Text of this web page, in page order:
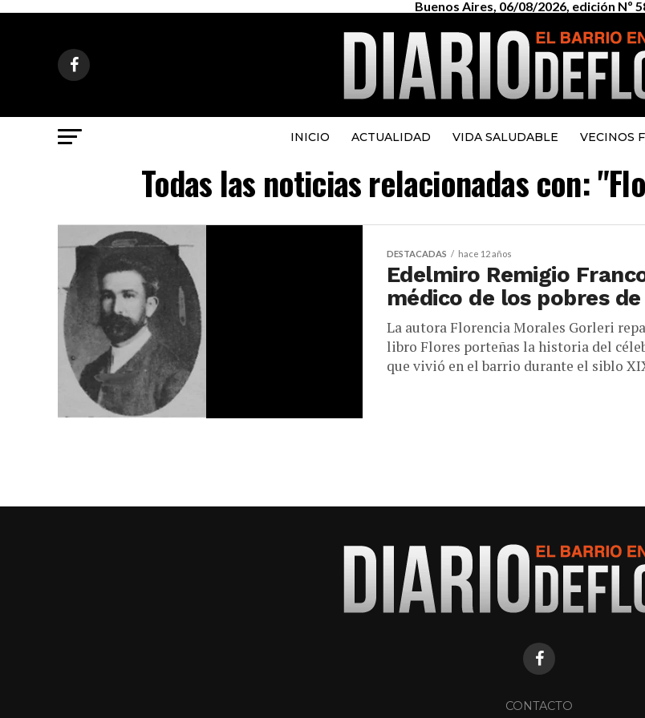
Buenos Aires, 06/08/2026, edición Nº
INICIO ACTUALIDAD VIDA SALUDABLE VECINOS
Todas las noticias relacionadas con:
DESTACADAS hace 12 años
Edelmiro Remigio
médico de los pobres
La autora Florencia Morales Gorleri
libro Flores porteñas la historia del
que vivió en el barrio durante el siblo
CONTACTO